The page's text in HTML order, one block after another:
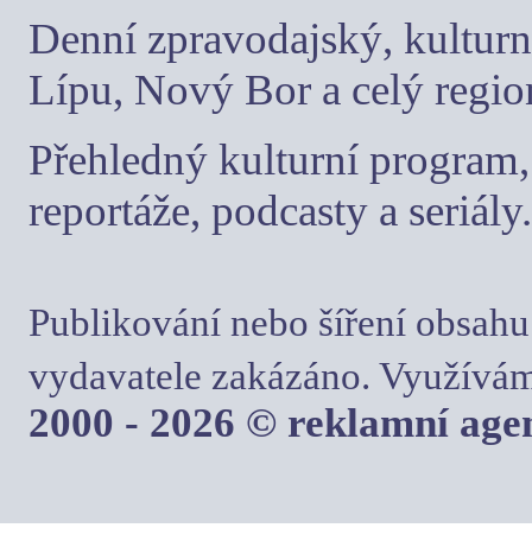
Denní zpravodajský,
Lípu, Nový Bor a celý
Přehledný kulturní
reportáže, podcasty a seriály.
Publikování nebo šíření
vydavatele zakázáno.
2000 - 2026 © reklamní